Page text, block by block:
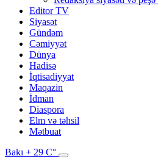
Editor TV
Siyasət
Gündəm
Cəmiyyət
Dünya
Hadisə
İqtisadiyyat
Maqazin
İdman
Diaspora
Elm və təhsil
Mətbuat
Bakı + 29 C°